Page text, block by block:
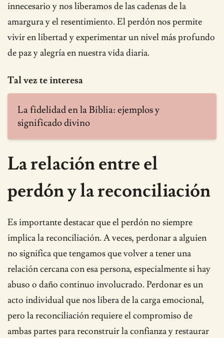
innecesario y nos liberamos de las cadenas de la
amargura y el resentimiento. El perdón nos permite
vivir en libertad y experimentar un nivel más profundo
de paz y alegría en nuestra vida diaria.
Tal vez te interesa
La fidelidad en la Biblia: ejemplos y
significado divino
La relación entre el
perdón y la reconciliación
Es importante destacar que el perdón no siempre
implica la reconciliación. A veces, perdonar a alguien
no significa que tengamos que volver a tener una
relación cercana con esa persona, especialmente si hay
abuso o daño continuo involucrado. Perdonar es un
acto individual que nos libera de la carga emocional,
pero la reconciliación requiere el compromiso de
ambas partes para reconstruir la confianza y restaurar